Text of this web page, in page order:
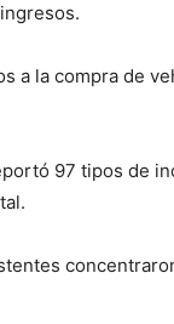
a la compra de
97 tipos de